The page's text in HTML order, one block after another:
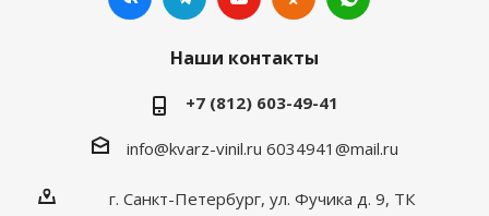
Наши контакты
+7 (812) 603-49-41
info@kvarz-vinil.ru 6034941@mail.ru
г. Санкт-Петербург, ул. Фучика д. 9, ТК